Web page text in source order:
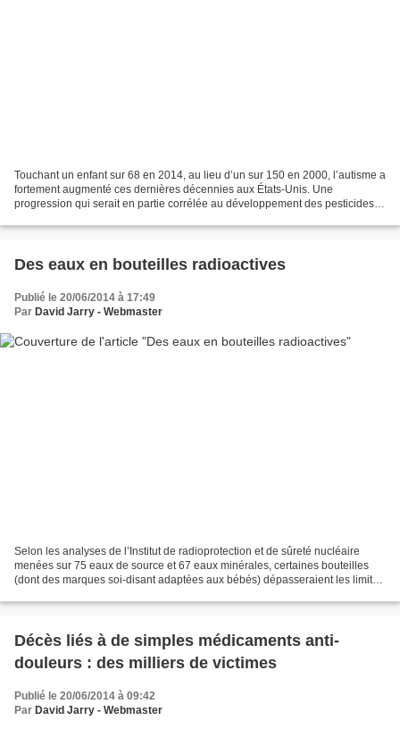
Touchant un enfant sur 68 en 2014, au lieu d’un sur 150 en 2000, l’autisme a
fortement augmenté ces dernières décennies aux États-Unis. Une
progression qui serait en partie corrélée au développement des pesticides.
Des eaux en bouteilles radioactives
Publié le 20/06/2014 à 17:49
Par David Jarry - Webmaster
Selon les analyses de l’Institut de radioprotection et de sûreté nucléaire
menées sur 75 eaux de source et 67 eaux minérales, certaines bouteilles
(dont des marques soi-disant adaptées aux bébés) dépasseraient les limites
Décès liés à de simples médicaments anti-
douleurs : des milliers de victimes
Publié le 20/06/2014 à 09:42
Par David Jarry - Webmaster